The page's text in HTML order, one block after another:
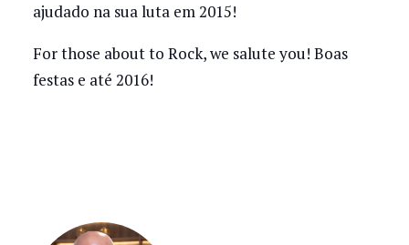
ajudado na sua luta em 2015!
For those about to Rock, we salute you! Boas
festas e até 2016!